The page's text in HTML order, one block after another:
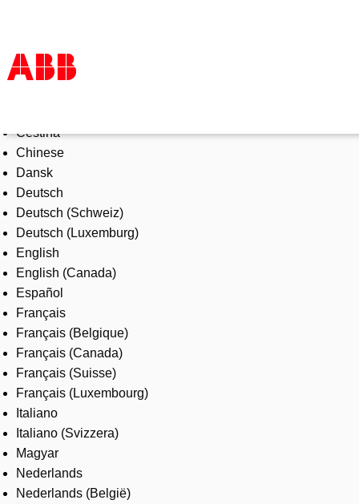
Products & Solutions
Industries
Services
About us
Where to buy
Contact us
Careers
Čeština
Chinese
Dansk
Deutsch
Deutsch (Schweiz)
Deutsch (Luxemburg)
English
English (Canada)
Español
Français
Français (Belgique)
Français (Canada)
Français (Suisse)
Français (Luxembourg)
Italiano
Italiano (Svizzera)
Magyar
Nederlands
Nederlands (België)